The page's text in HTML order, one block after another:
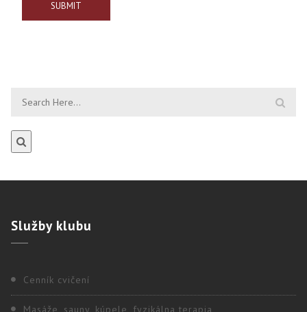
Službyklubu
Cenník cvičení
Masáže, sauny, kúpele, fyzikálna terapia